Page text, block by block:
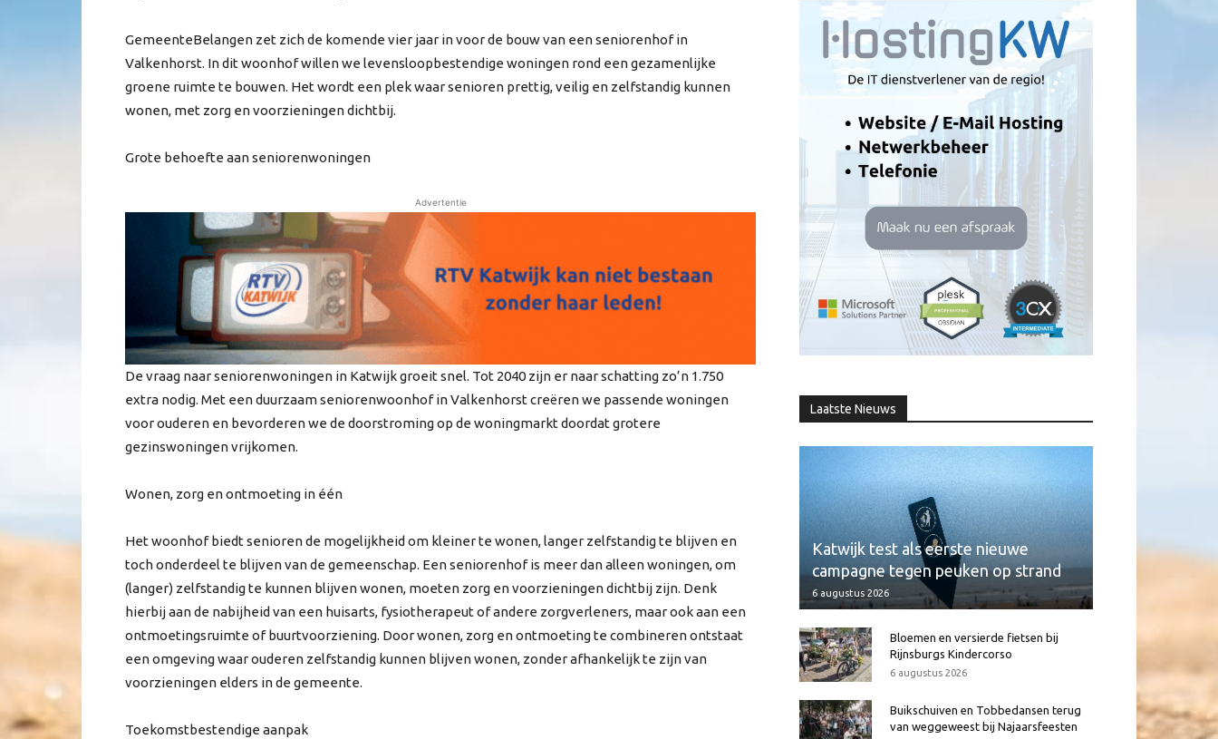
GemeenteBelangen zet zich de komende vier jaar in voor de bouw van een seniorenhof in
Valkenhorst. In dit woonhof willen we levensloopbestendige woningen rond een gezamenlijke
groene ruimte te bouwen. Het wordt een plek waar senioren prettig, veilig en zelfstandig kunnen
wonen, met zorg en voorzieningen dichtbij.
Grote behoefte aan seniorenwoningen
Advertentie
De vraag naar seniorenwoningen in Katwijk groeit snel. Tot 2040 zijn er naar schatting zo’n 1.750
extra nodig. Met een duurzaam seniorenwoonhof in Valkenhorst creëren we passende woningen
voor ouderen en bevorderen we de doorstroming op de woningmarkt doordat grotere
gezinswoningen vrijkomen.
Wonen, zorg en ontmoeting in één
Het woonhof biedt senioren de mogelijkheid om kleiner te wonen, langer zelfstandig te blijven en
toch onderdeel te blijven van de gemeenschap. Een seniorenhof is meer dan alleen woningen, om
(langer) zelfstandig te kunnen blijven wonen, moeten zorg en voorzieningen dichtbij zijn. Denk
hierbij aan de nabijheid van een huisarts, fysiotherapeut of andere zorgverleners, maar ook aan een
ontmoetingsruimte of buurtvoorziening. Door wonen, zorg en ontmoeting te combineren ontstaat
een omgeving waar ouderen zelfstandig kunnen blijven wonen, zonder afhankelijk te zijn van
voorzieningen elders in de gemeente.
Toekomstbestendige aanpak
Laatste Nieuws
Katwijk test als eerste nieuwe
campagne tegen peuken op strand
6 augustus 2026
Bloemen en versierde fietsen bij
Rijnsburgs Kindercorso
6 augustus 2026
Buikschuiven en Tobbedansen terug
van weggeweest bij Najaarsfeesten